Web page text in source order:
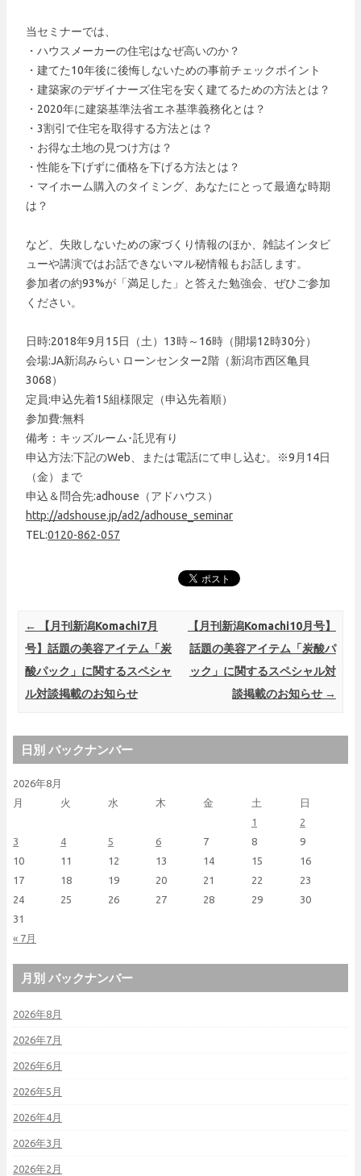
当セミナーでは、
・ハウスメーカーの住宅はなぜ高いのか？
・建てた10年後に後悔しないための事前チェックポイント
・建築家のデザイナーズ住宅を安く建てるための方法とは？
・2020年に建築基準法省エネ基準義務化とは？
・3割引で住宅を取得する方法とは？
・お得な土地の見つけ方は？
・性能を下げずに価格を下げる方法とは？
・マイホーム購入のタイミング、あなたにとって最適な時期
は？
など、失敗しないための家づくり情報のほか、雑誌インタビ
ューや講演ではお話できないマル秘情報もお話します。
参加者の約93%が「満足した」と答えた勉強会、ぜひご参加
ください。
日時:2018年9月15日（土）13時～16時（開場12時30分）
会場:JA新潟みらい ローンセンター2階（新潟市西区亀貝
3068）
定員:申込先着15組様限定（申込先着順）
参加費:無料
備考：キッズルーム･託児有り
申込方法:下記のWeb、または電話にて申し込む。※9月14日
（金）まで
申込＆問合先:adhouse（アドハウス）
http://adshouse.jp/ad2/adhouse_seminar
TEL:0120-862-057
Post navigation
←
【月刊新潟Komachi7月
号】話題の美容アイテム「炭
酸パック」に関するスペシャ
ル対談掲載のお知らせ
【月刊新潟Komachi10月号】
話題の美容アイテム「炭酸パ
ック」に関するスペシャル対
談掲載のお知らせ →
日別 バックナンバー
2026年8月
月
火 水 木 金 土 日
« 7月
1
2
3
4 5 6 7 8
9
10
11 12 13 14 15
16
17
18 19 20 21 22
23
24
25 26 27 28 29
30
31
月別 バックナンバー
2026年8月
2026年7月
2026年6月
2026年5月
2026年4月
2026年3月
2026年2月